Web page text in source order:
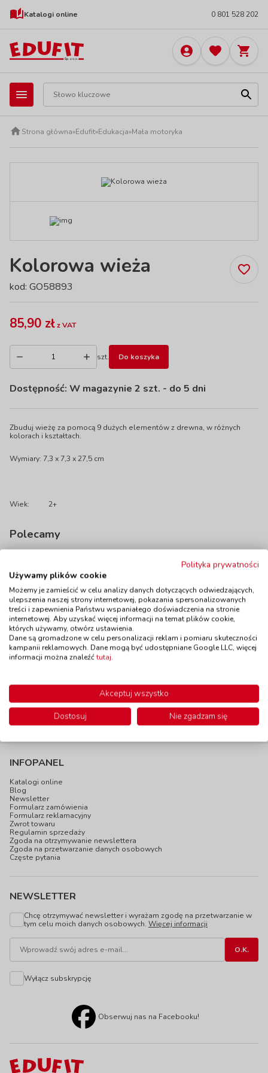
Katalogi online 0 801 528 202
Strona główna»Edufit»Edukacja»Mała motoryka
Kolorowa wieża
kod: GO58893
85,90 złz VAT
szt. Do koszyka
Dostępność: W magazynie 2 szt. - do 5 dni
Zbuduj wieżę za pomocą 9 dużych elementów z drewna, w różnych
kolorach i kształtach.
Wymiary: 7,3 x 7,3 x 27,5 cm
Wiek: 2+
Polecamy
Kolorowe literki do
nawlekania
kod: GO58908
Dostępnośćdo 14 dni
Do koszyka
Długopisy do
nawlekania, zestaw
12 sztuk
kod: EPL120286
Dostępność W magazynie
Do koszyka
INFOPANEL
Katalogi online
Blog
Newsletter
Formularz zamówienia
Formularz reklamacyjny
Zwrot towaru
Regulamin sprzedaży
Zgoda na otrzymywanie newslettera
Zgoda na przetwarzanie danych osobowych
Częste pytania
NEWSLETTER
Chcę otrzymywać newsletter i wyrażam zgodę na przetwarzanie w
tym celu moich danych osobowych. Więcej informacji
Wyłącz subskrypcję
Obserwuj nas na Facebooku!
Polityka prywatności
Używamy plików cookie
Możemy je zamieścić w celu analizy danych dotyczących odwiedzających,
ulepszenia naszej strony internetowej, pokazania spersonalizowanych
treści i zapewnienia Państwu wspaniałego doświadczenia na stronie
internetowej. Aby uzyskać więcej informacji na temat plików cookie,
których używamy, otwórz ustawienia.
Dane są gromadzone w celu personalizacji reklam i pomiaru skuteczności
kampanii reklamowych. Dane mogą być udostępniane Google LLC, więcej
informacji można znaleźćtutaj.
Akceptuj wszystko
Dostosuj
Nie zgadzam się